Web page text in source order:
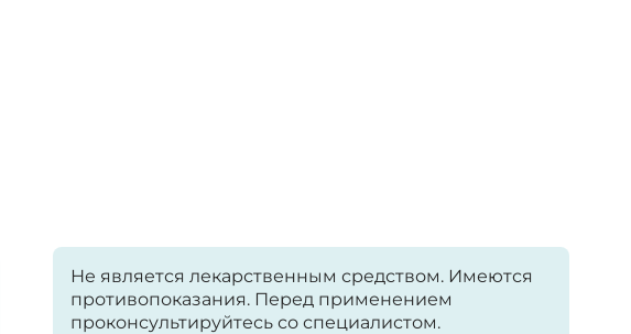
Не является лекарственным средством. Имеются
противопоказания. Перед применением
проконсультируйтесь со специалистом.